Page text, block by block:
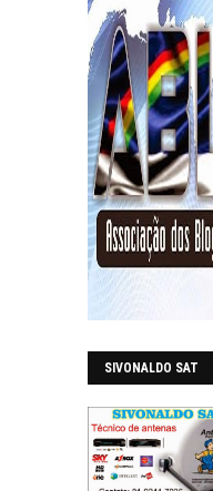
SIVONALDO SAT